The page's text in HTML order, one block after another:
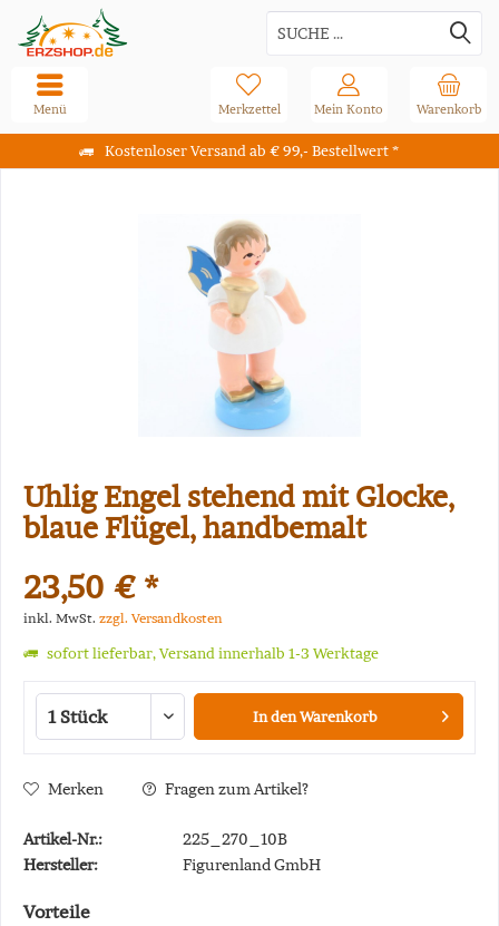
Kostenloser Versand ab € 99,- Bestellwert *
Warenkorb
Merkzettel Mein Konto
Menü
Uhlig Engel stehend mit Glocke,
blaue Flügel, handbemalt
23,50 € *
inkl. MwSt. zzgl. Versandkosten
sofort lieferbar, Versand innerhalb 1-3 Werktage
In denWarenkorb
Merken Fragen zum Artikel?
Artikel-Nr.:
225_270_10B
Hersteller:
Figurenland GmbH
Vorteile